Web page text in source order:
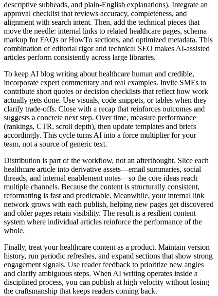
descriptive subheads, and plain‑English explanations). Integrate an
approval checklist that reviews accuracy, completeness, and
alignment with search intent. Then, add the technical pieces that
move the needle: internal links to related healthcare pages, schema
markup for FAQs or HowTo sections, and optimized metadata. This
combination of editorial rigor and technical SEO makes AI‑assisted
articles perform consistently across large libraries.
To keep AI blog writing about healthcare human and credible,
incorporate expert commentary and real examples. Invite SMEs to
contribute short quotes or decision checklists that reflect how work
actually gets done. Use visuals, code snippets, or tables when they
clarify trade‑offs. Close with a recap that reinforces outcomes and
suggests a concrete next step. Over time, measure performance
(rankings, CTR, scroll depth), then update templates and briefs
accordingly. This cycle turns AI into a force multiplier for your
team, not a source of generic text.
Distribution is part of the workflow, not an afterthought. Slice each
healthcare article into derivative assets—email summaries, social
threads, and internal enablement notes—so the core ideas reach
multiple channels. Because the content is structurally consistent,
reformatting is fast and predictable. Meanwhile, your internal link
network grows with each publish, helping new pages get discovered
and older pages retain visibility. The result is a resilient content
system where individual articles reinforce the performance of the
whole.
Finally, treat your healthcare content as a product. Maintain version
history, run periodic refreshes, and expand sections that show strong
engagement signals. Use reader feedback to prioritize new angles
and clarify ambiguous steps. When AI writing operates inside a
disciplined process, you can publish at high velocity without losing
the craftsmanship that keeps readers coming back.